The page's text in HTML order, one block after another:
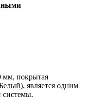
мм, покрытая
является одним
системы,